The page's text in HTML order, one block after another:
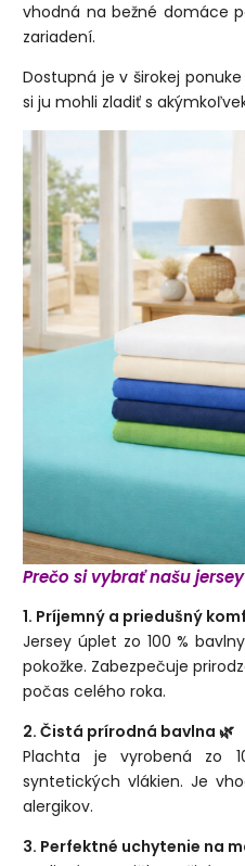
vhodná na bežné domáce
zariadení.
Dostupná je v širokej
si ju mohli zladiť s
Prečo si vybrať našu
1. Príjemný a priedušný
Jersey úplet zo 100 %
pokožke. Zabezpečuje
počas celého roka.
2. Čistá prírodná bavlna 🌿
Plachta je vyrobená zo
syntetických vlákien. Je
alergikov.
3. Perfektné uchytenie na